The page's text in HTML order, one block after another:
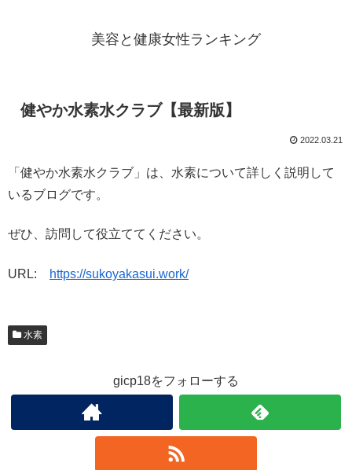
美容と健康女性ランキング
健やか水素水クラブ【最新版】
2022.03.21
「健やか水素水クラブ」は、水素について詳しく説明して
いるブログです。
ぜひ、訪問して役立ててください。
URL: https://sukoyakasui.work/
水素
gicp18をフォローする